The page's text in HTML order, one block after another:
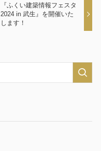
『ふくい建築情報フェスタ
2024 in 武生』を開催いた
します！